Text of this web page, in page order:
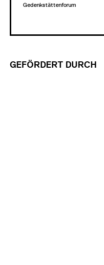
Gedenkstättenforum
GEFÖRDERT DURCH